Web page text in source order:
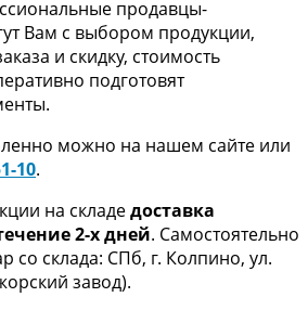
продавцы-
Вам с выбором продукции,
и скидку, стоимость
подготовят
можно на нашем сайте или
10.
на складедоставка
2-х дней. Самостоятельно
со склада: СПб, г. Колпино, ул.
завод).